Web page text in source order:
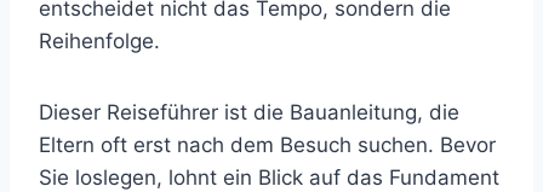
entscheidet nicht das Tempo, sondern die
Reihenfolge.
Dieser Reiseführer ist die Bauanleitung, die
Eltern oft erst nach dem Besuch suchen. Bevor
Sie loslegen, lohnt ein Blick auf das Fundament